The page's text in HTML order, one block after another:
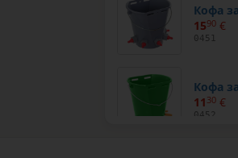
Кофа
1590 €
0451
Кофа
11 30 €
0452